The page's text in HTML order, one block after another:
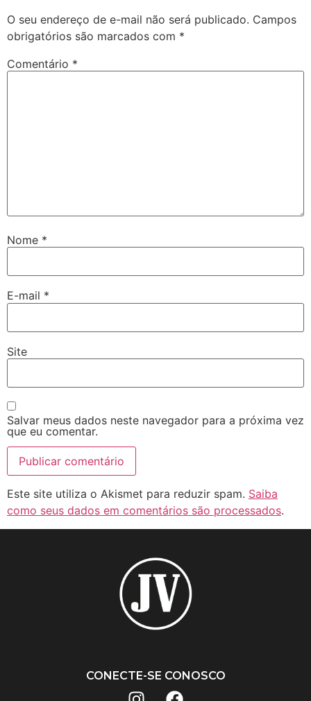
O seu endereço de e-mail não será publicado. Campos
obrigatórios são marcados com *
Comentário *
Nome *
E-mail *
Site
Salvar meus dados neste navegador para a próxima vez
que eu comentar.
Este site utiliza o Akismet para reduzir spam. Saiba
como seus dados em comentários são processados.
CONECTE-SE CONOSCO